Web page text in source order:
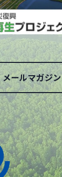
メールマガジン